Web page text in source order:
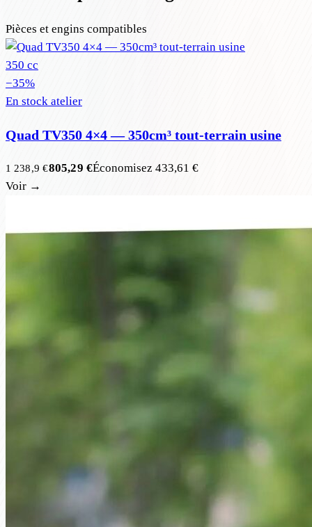
Pièces et engins compatibles
350 cc
−35%
En stock atelier
Quad TV350 4×4 — 350cm³ tout-terrain usine
1 238,9 €805,29 €Économisez433,61 €
Voir →